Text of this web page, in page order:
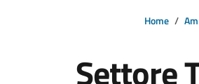
Home
Settore